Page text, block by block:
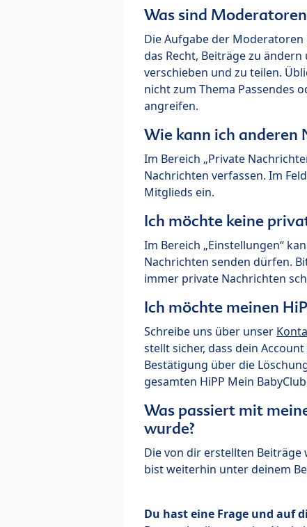
Was sind
Die Aufgabe der Moderatoren
das Recht, Beiträge zu
verschieben und zu teilen.
nicht zum Thema Passendes
angreifen.
Wie kann ich anderen
Im Bereich „Private
Nachrichten verfassen. Im
Mitglieds ein.
Ich möchte keine
Im Bereich „Einstellungen“
Nachrichten senden dürfen.
immer private Nachrichten
Ich möchte meinen
Schreibe uns über unser
stellt sicher, dass dein
Bestätigung über die
gesamten HiPP Mein
Was passiert mit
wurde?
Die von dir erstellten
bist weiterhin unter deinem
Du hast eine Frage und auf